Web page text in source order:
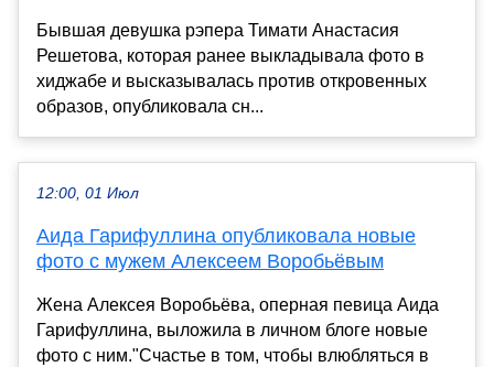
Бывшая девушка рэпера Тимати Анастасия
Решетова, которая ранее выкладывала фото в
хиджабе и высказывалась против откровенных
образов, опубликовала сн...
12:00, 01 Июл
Аида Гарифуллина опубликовала новые
фото с мужем Алексеем Воробьёвым
Жена Алексея Воробьёва, оперная певица Аида
Гарифуллина, выложила в личном блоге новые
фото с ним."Счастье в том, чтобы влюбляться в